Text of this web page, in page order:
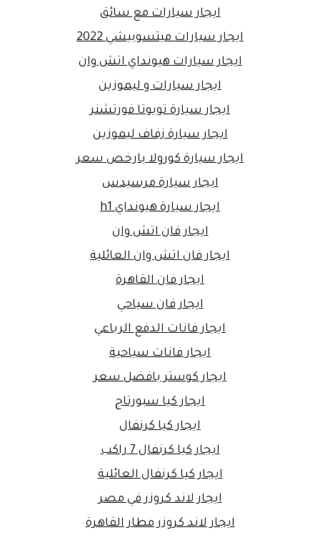
ايجار سيارات مع سائق
ايجار سيارات ميتسوبيشي 2022
ايجار سيارات هيونداي اتش وان
ايجار سيارات و ليموزين
ايجار سيارة تويوتا فورتشنر
ايجار سيارة زفاف ليموزين
ايجار سيارة كورولا بارخص سعر
ايجار سيارة مرسيدس
ايجار سيارة هيونداي h1
ايجار فان اتش وان
ايجار فان اتش وان العائلية
ايجار فان القاهرة
ايجار فان سياحي
ايجار فانات الدفع الرباعي
ايجار فانات سياحية
ايجار كوستر بافضل سعر
ايجار كيا سبورتاج
ايجار كيا كرنفال
ايجار كيا كرنفال 7 راكب
ايجار كيا كرنفال العائلية
ايجار لاند كروزر في مصر
ايجار لاند كروزر مطار القاهرة